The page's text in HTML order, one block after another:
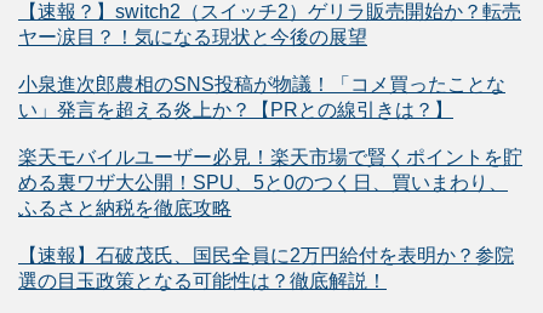
【速報？】switch2（スイッチ2）ゲリラ販売開始か？転売
ヤー涙目？！気になる現状と今後の展望
小泉進次郎農相のSNS投稿が物議！「コメ買ったことな
い」発言を超える炎上か？【PRとの線引きは？】
楽天モバイルユーザー必見！楽天市場で賢くポイントを貯
める裏ワザ大公開！SPU、5と0のつく日、買いまわり、
ふるさと納税を徹底攻略
【速報】石破茂氏、国民全員に2万円給付を表明か？参院
選の目玉政策となる可能性は？徹底解説！